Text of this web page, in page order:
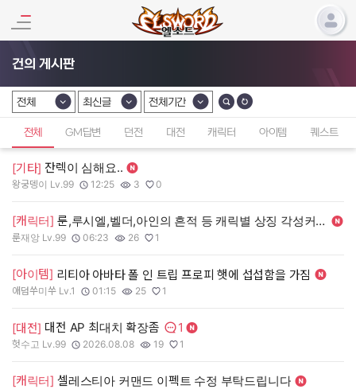
건의 게시판
카테고리 선택
전체
카테고리 선택
최신글
카테고리 선택
전체기간
전체 GM답변 던전 대전 캐릭터 아이템 퀘스트
[기타] 잔렉이 심해요..
작성자:
왕궁뎅이 Lv.99
작성일:
12:25
조회수:
3
추천수:
0
[캐릭터] 룬,루시엘,벨더,아인의 흔적 등 캐릭별 상징 각성커스텀+로제 바니걸 커스텀
작성자:
룬재앙 Lv.99
작성일:
06:23
조회수:
26
추천수:
1
[아이템] 리티아 아바타 폴 인 트립 프로피 햇에 섭섭함을 가짐
작성자:
애덤쑤미쑤 Lv.1
작성일:
01:15
조회수:
25
추천수:
1
[대전] 대전 AP 최대치 확장좀 댓글수:
1
작성자:
헛수고 Lv.99
작성일:
2026.08.08
조회수:
19
추천수:
1
[캐릭터] 셀레스티아 커맨드 이펙트 수정 부탁드립니다